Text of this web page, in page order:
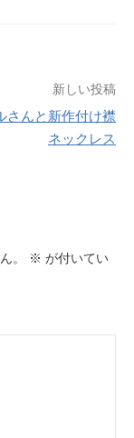
新しい投稿
さんと新作付け襟
ネックレス
。 ※ が付いてい